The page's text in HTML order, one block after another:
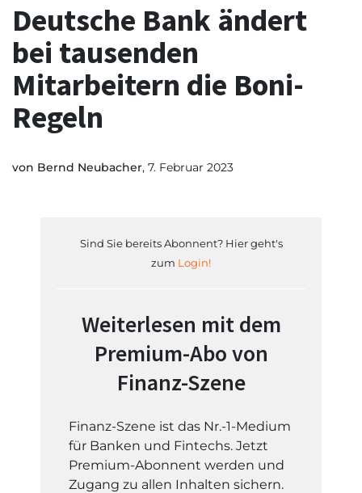
Deutsche Bank ändert
bei tausenden
Mitarbeitern die Boni-
Regeln
von Bernd Neubacher, 7. Februar 2023
Sind Sie bereits Abonnent? Hier geht's
zum Login!
Weiterlesen mit dem
Premium-Abo von
Finanz-Szene
Finanz-Szene ist das Nr.-1-Medium
für Banken und Fintechs. Jetzt
Premium-Abonnent werden und
Zugang zu allen Inhalten sichern.